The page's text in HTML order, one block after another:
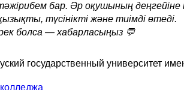
бар. Әр оқушының деңгейіне
түсінікті және тиімді өтеді.
болса — хабарласыңыз 💬
государственный университет